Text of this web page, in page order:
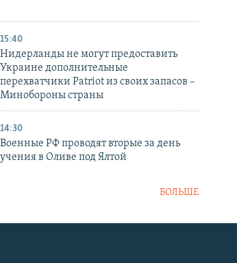
15:40
Нидерланды не могут предоставить
Украине дополнительные
перехватчики Patriot из своих запасов –
Минобороны страны
14:30
Военные РФ проводят вторые за день
учения в Оливе под Ялтой
БОЛЬШЕ